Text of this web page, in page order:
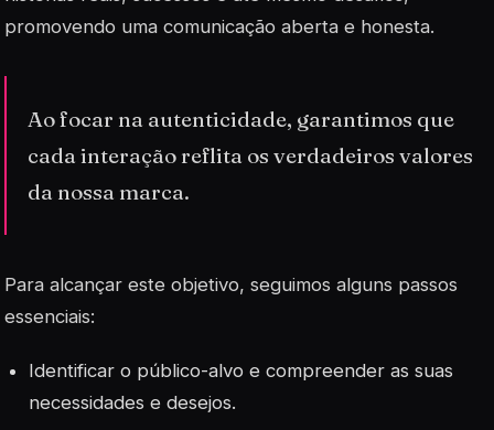
promovendo uma comunicação aberta e honesta.
Ao focar na autenticidade, garantimos que
cada interação reflita os verdadeiros valores
da nossa marca.
Para alcançar este objetivo, seguimos alguns passos
essenciais:
Identificar o público-alvo e compreender as suas
necessidades e desejos.